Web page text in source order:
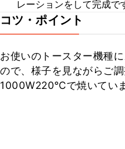
レーションをして完成で
コツ・ポイント
お使いのトースター機種
ので、様子を見ながらご
1000W220℃で焼いていま